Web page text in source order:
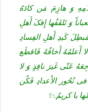
وَ هازِمَ مَن کادَهُ
وَ تَلقَفُها إِفکَ أَهلِ
کَیدِ أَهلِ الفِسادِ
أَعلمُهُ أَخافُهُ فَاقطَع
عَنّی غَیرَ نافِذٍ وَ لا
نُحُور الأَعدادِ فَکُن
یا کریمُ.✨